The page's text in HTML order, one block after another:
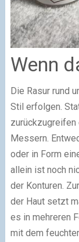
Wenn
Die Rasur rund
Stil erfolgen.
zurückzugreifen
Messern.
oder in Form
allein ist noch
der Konturen.
der Haut setzt
es in mehreren
mit dem